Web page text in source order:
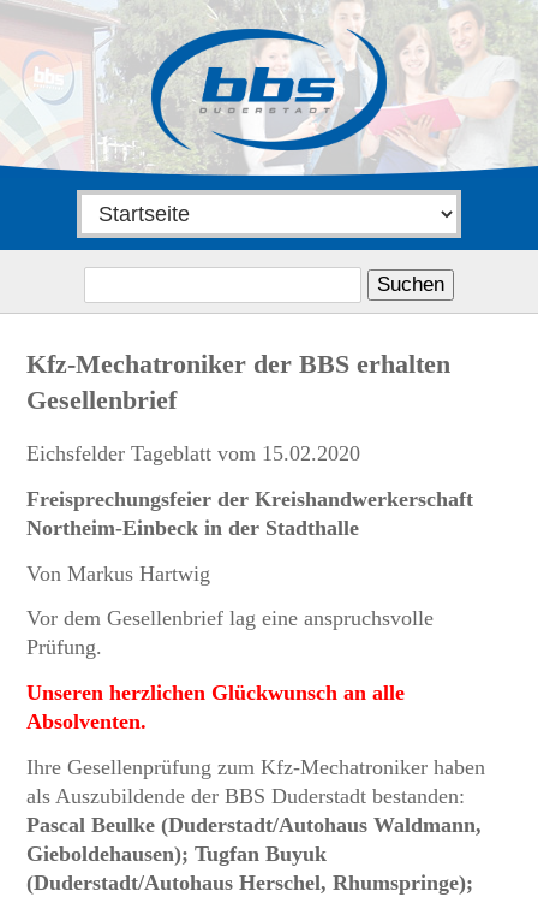
Suchen
Kfz-Mechatroniker der BBS erhalten
Gesellenbrief
Eichsfelder Tageblatt vom 15.02.2020
Freisprechungsfeier der Kreishandwerkerschaft
Northeim-Einbeck in der Stadthalle
Von Markus Hartwig
Vor dem Gesellenbrief lag eine anspruchsvolle
Prüfung.
Unseren herzlichen Glückwunsch an alle
Absolventen.
Ihre Gesellenprüfung zum Kfz-Mechatroniker haben
als Auszubildende der BBS Duderstadt bestanden:
Pascal Beulke (Duderstadt/Autohaus Waldmann,
Gieboldehausen); Tugfan Buyuk
(Duderstadt/Autohaus Herschel, Rhumspringe);